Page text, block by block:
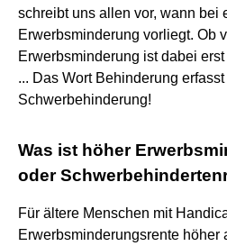
schreibt uns allen vor, wann bei
Erwerbsminderung vorliegt. Ob
Erwerbsminderung ist dabei
... Das Wort Behinderung
Schwerbehinderung!
Was ist höher
oder
Für ältere Menschen mit
Erwerbsminderungsrente höher